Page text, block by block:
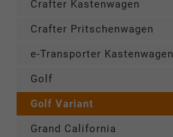
Crafter Kastenwagen
Crafter Pritschenwagen
e-Transporter Kastenwagen
Golf
Golf Variant
Grand California